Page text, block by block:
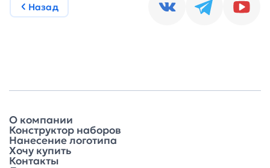
Назад
О компании
Конструктор наборов
Нанесение логотипа
Хочу купить
Контакты